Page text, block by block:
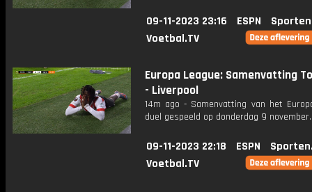
09-11-2023 23:16 ESPN
Voetbal.TV
Europa League: Samenvatting
- Liverpool
14m ago - Samenvatting van het
duel gespeeld op donderdag 9 november.
09-11-2023 22:18 ESPN
Voetbal.TV